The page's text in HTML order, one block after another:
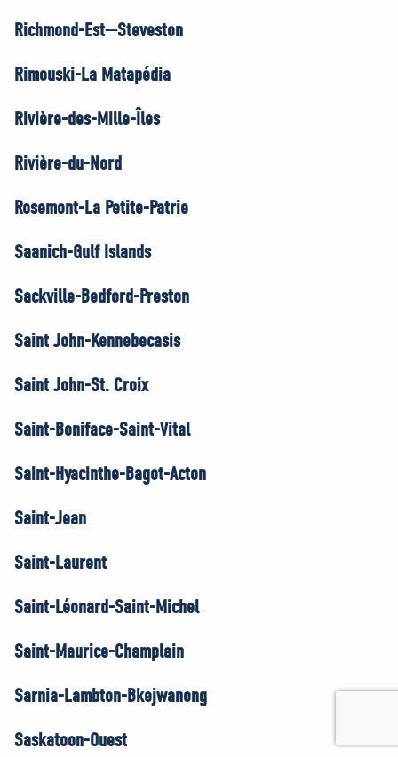
Richmond-Est—Steveston
Rimouski-La Matapédia
Rivière-des-Mille-Îles
Rivière-du-Nord
Rosemont-La Petite-Patrie
Saanich-Gulf Islands
Sackville-Bedford-Preston
Saint John-Kennebecasis
Saint John-St. Croix
Saint-Boniface-Saint-Vital
Saint-Hyacinthe-Bagot-Acton
Saint-Jean
Saint-Laurent
Saint-Léonard-Saint-Michel
Saint-Maurice-Champlain
Sarnia-Lambton-Bkejwanong
Saskatoon-Ouest